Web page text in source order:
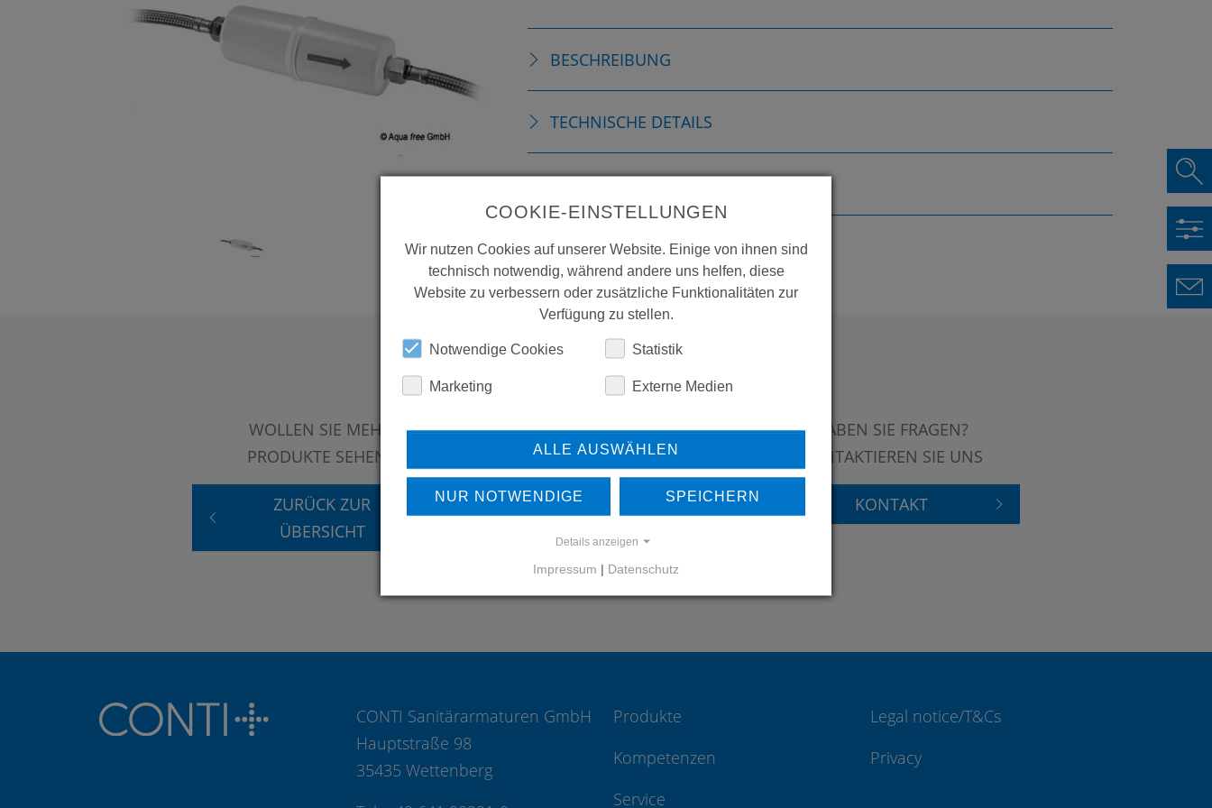
BESCHREIBUNG
TECHNISCHE DETAILS
DOWNLOADS
WOLLEN SIE MEHR
PRODUKTE SEHEN?
ZURÜCK ZUR
ÜBERSICHT
ERFAHREN SIE MEHR ÜBER
UNSERE REFERENZEN
REFERENZEN
HABEN SIE FRAGEN?
KONTAKTIEREN SIE UNS
KONTAKT
CONTI Sanitärarmaturen GmbH
Hauptstraße 98
35435 Wettenberg
Produkte
Kompetenzen
Service
Legal notice/T&Cs
Privacy
COOKIE-EINSTELLUNGEN
Wir nutzen Cookies auf unserer Website. Einige von ihnen sind
technisch notwendig, während andere uns helfen, diese
Website zu verbessern oder zusätzliche Funktionalitäten zur
Verfügung zu stellen.
Notwendige Cookies Statistik
Marketing Externe Medien
ALLE AUSWÄHLEN
NUR NOTWENDIGE SPEICHERN
Details anzeigen
Impressum | Datenschutz